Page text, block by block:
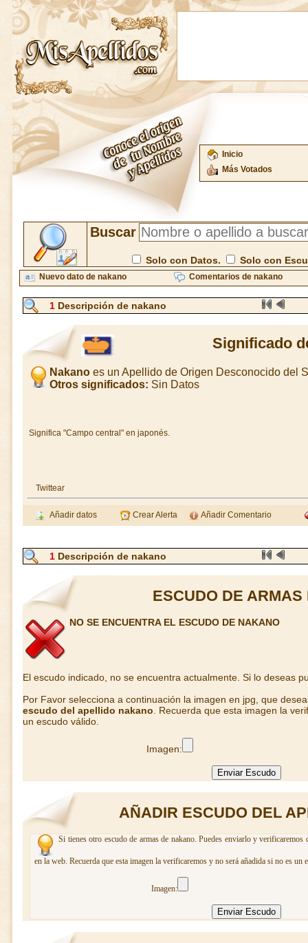
Inicio
Más Votados
Buscar
Solo con Datos. Solo con
Nuevo dato de nakano Comentarios de nakano
1 Descripción de nakano
Significado
Nakanoes un Apellido de Origen Desconocido del
Otros significados: Sin Datos
Significa "Campo central" en japonés.
Twittear
Añadir datos Crear Alerta Añadir Comentario
1 Descripción de nakano
ESCUDO DE
NO SE ENCUENTRA EL ESCUDO DE NAKANO
El escudo indicado, no se encuentra actualmente. Si lo deseas
Por Favor selecciona a continuación la imagen en jpg, que
escudo del apellido nakano . Recuerda que esta imagen la
un escudo válido.
Imagen:
AÑADIR ESCUDO DEL
Si tienes otro escudo de armas de nakano. Puedes enviarlo y
en la web. Recuerda que esta imagen la verificaremos y no será añadida si no es un
Imagen: